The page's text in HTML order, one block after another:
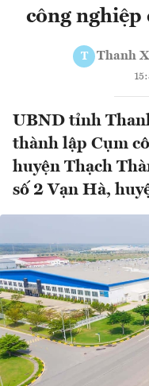
công nghiệp
T Thanh
UBND tỉnh
thành lập Cụm
huyện Thạch
số 2 Vạn Hà,